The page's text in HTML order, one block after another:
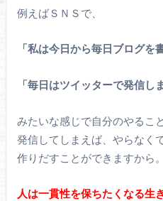
例えばＳＮＳで、
「私は今日から毎日ブログを
「毎日はツイッターで発信し
みたいな感じで自分のやるこ
発信してしまえば、やらなく
作りだすことができますから。
人は一貫性を保ちたくなる生